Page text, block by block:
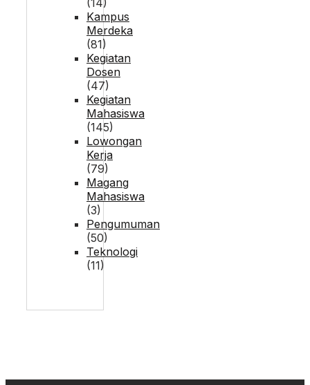
Kampus
Merdeka
(81)
Kegiatan
Dosen
(47)
Kegiatan
Mahasiswa
(145)
Lowongan
Kerja
(79)
Magang
Mahasiswa
(3)
Pengumuman
(50)
Teknologi
(11)